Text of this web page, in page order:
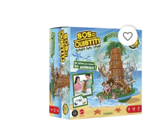
favorite_border